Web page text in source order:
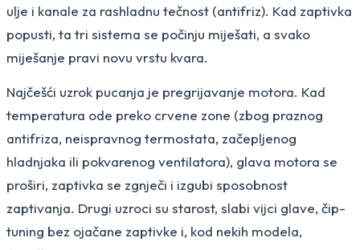
ulje i kanale za rashladnu tečnost (antifriz). Kad zaptivka
popusti, ta tri sistema se počinju miješati, a svako
miješanje pravi novu vrstu kvara.
Najčešći uzrok pucanja je pregrijavanje motora. Kad
temperatura ode preko crvene zone (zbog praznog
antifriza, neispravnog termostata, začepljenog
hladnjaka ili pokvarenog ventilatora), glava motora se
proširi, zaptivka se zgnječi i izgubi sposobnost
zaptivanja. Drugi uzroci su starost, slabi vijci glave, čip-
tuning bez ojačane zaptivke i, kod nekih modela,